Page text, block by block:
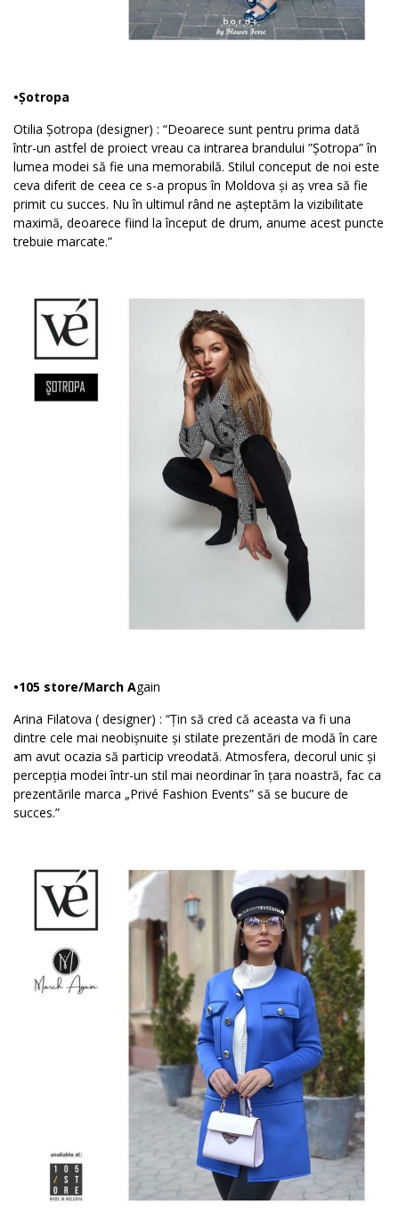
•Șotropa
Otilia Șotropa (designer) : “Deoarece sunt pentru prima dată
într-un astfel de proiect vreau ca intrarea brandului ”Șotropa” în
lumea modei să fie una memorabilă. Stilul conceput de noi este
ceva diferit de ceea ce s-a propus în Moldova și aș vrea să fie
primit cu succes. Nu în ultimul rând ne așteptăm la vizibilitate
maximă, deoarece fiind la început de drum, anume acest puncte
trebuie marcate.”
•105 store/March Again
Arina Filatova ( designer) : “Țin să cred că aceasta va fi una
dintre cele mai neobișnuite și stilate prezentări de modă în care
am avut ocazia să particip vreodată. Atmosfera, decorul unic și
percepția modei într-un stil mai neordinar în țara noastră, fac ca
prezentările marca „Privé Fashion Events” să se bucure de
succes.”